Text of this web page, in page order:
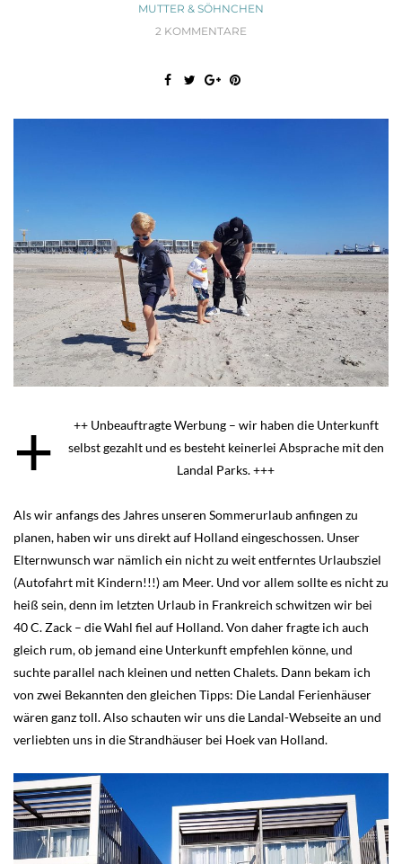
MUTTER & SÖHNCHEN
2 KOMMENTARE
+
++ Unbeauftragte Werbung – wir haben die Unterkunft
selbst gezahlt und es besteht keinerlei Absprache mit den
Landal Parks. +++
Als wir anfangs des Jahres unseren Sommerurlaub anfingen zu
planen, haben wir uns direkt auf Holland eingeschossen. Unser
Elternwunsch war nämlich ein nicht zu weit entferntes Urlaubsziel
(Autofahrt mit Kindern!!!) am Meer. Und vor allem sollte es nicht zu
heiß sein, denn im letzten Urlaub in Frankreich schwitzen wir bei
40 C. Zack – die Wahl fiel auf Holland. Von daher fragte ich auch
gleich rum, ob jemand eine Unterkunft empfehlen könne, und
suchte parallel nach kleinen und netten Chalets. Dann bekam ich
von zwei Bekannten den gleichen Tipps: Die Landal Ferienhäuser
wären ganz toll. Also schauten wir uns die Landal-Webseite an und
verliebten uns in die Strandhäuser bei Hoek van Holland.